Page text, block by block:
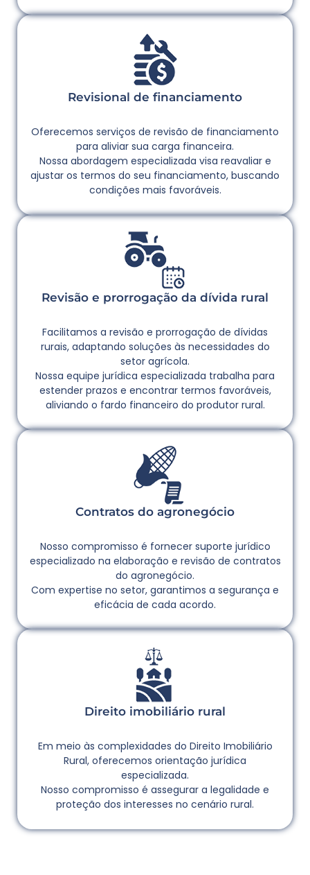
Revisional de financiamento
Oferecemos serviços de revisão de financiamento
para aliviar sua carga financeira.
Nossa abordagem especializada visa reavaliar e
ajustar os termos do seu financiamento, buscando
condições mais favoráveis.
Revisão e prorrogação da dívida rural
Facilitamos a revisão e prorrogação de dívidas
rurais, adaptando soluções às necessidades do
setor agrícola.
Nossa equipe jurídica especializada trabalha para
estender prazos e encontrar termos favoráveis,
aliviando o fardo financeiro do produtor rural.
Contratos do agronegócio
Nosso compromisso é fornecer suporte jurídico
especializado na elaboração e revisão de contratos
do agronegócio.
Com expertise no setor, garantimos a segurança e
eficácia de cada acordo.
Direito imobiliário rural
Em meio às complexidades do Direito Imobiliário
Rural, oferecemos orientação jurídica
especializada.
Nosso compromisso é assegurar a legalidade e
proteção dos interesses no cenário rural.